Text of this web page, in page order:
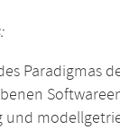
Paradigmas
und